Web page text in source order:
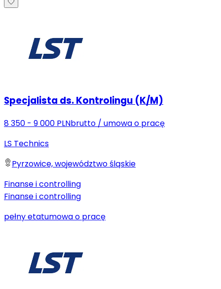
Specjalista ds. Kontrolingu (K/M)
8 350 - 9 000 PLNbrutto / umowa o pracę
LS Technics
Pyrzowice, województwo śląskie
Finanse i controlling
Finanse i controlling
pełny etatumowa o pracę